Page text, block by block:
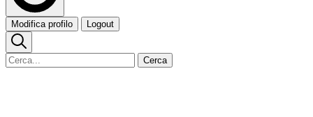
Modifica profilo Logout
Cerca